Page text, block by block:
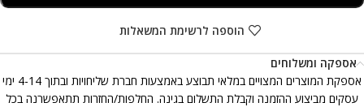
הוספה לרשימת המשאלות
אספקה ומשלוחים
אספקת המוצרים המצויים במלאי תבוצע באמצעות חברת שליחויות ובתוך 4-14 ימי
עסקים מביצוע ההזמנה וקבלת התשלום בגינה. החלפות/החזרות תתאפשרנה בכל